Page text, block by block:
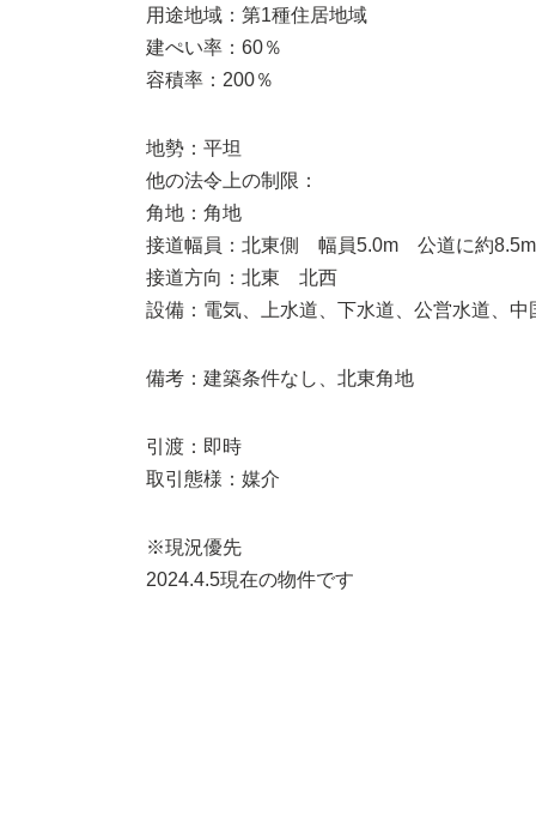
用途地域：第1種住居地域
建ぺい率：60％
容積率：200％
地勢：平坦
他の法令上の制限：
角地：角地
接道幅員：北東側 幅員5.0m 公道に約
接道方向：北東 北西
設備：電気、上水道、下水道、公営水道、中
備考：建築条件なし、北東角地
引渡：即時
取引態様：媒介
※現況優先
2024.4.5現在の物件です